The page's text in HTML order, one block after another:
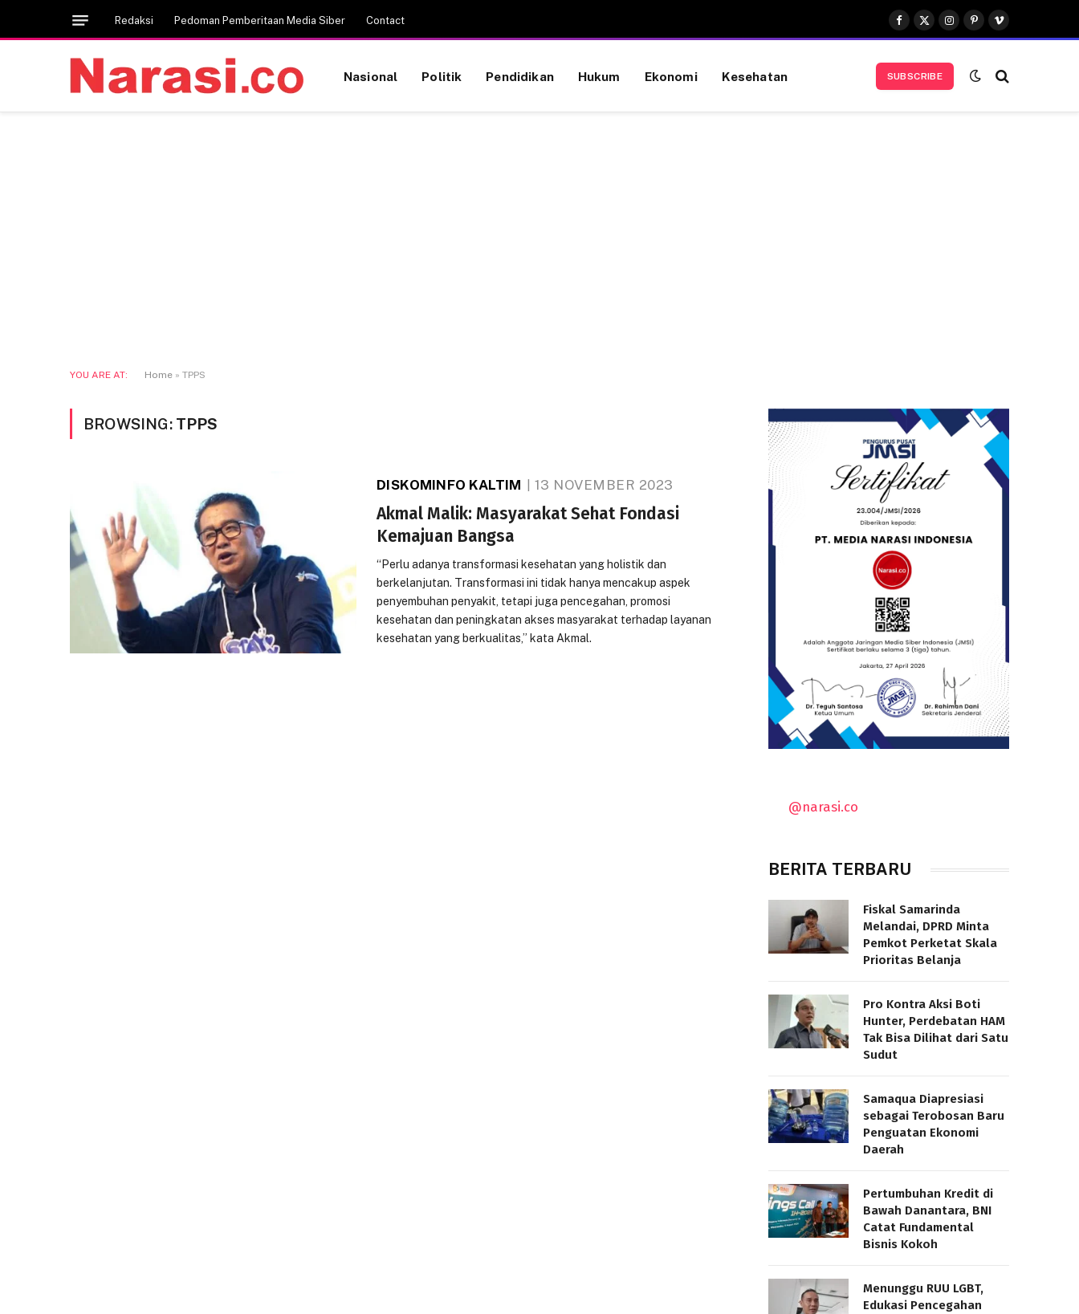
Redaksi Pedoman Pemberitaan Media Siber Contact
Facebook
X
(Twitter)
Instagram
Pinterest
Vimeo
Nasional Politik Pendidikan Hukum Ekonomi Kesehatan SUBSCRIBE
YOU ARE AT: Home » TPPS
BROWSING: TPPS
DISKOMINFO KALTIM 13 NOVEMBER 2023
Akmal Malik: Masyarakat Sehat Fondasi
Kemajuan Bangsa
“Perlu adanya transformasi kesehatan yang holistik dan
berkelanjutan. Transformasi ini tidak hanya mencakup aspek
penyembuhan penyakit, tetapi juga pencegahan, promosi
kesehatan dan peningkatan akses masyarakat terhadap layanan
kesehatan yang berkualitas,” kata Akmal.
@narasi.co
BERITA TERBARU
Fiskal Samarinda
Melandai, DPRD Minta
Pemkot Perketat Skala
Prioritas Belanja
Pro Kontra Aksi Boti
Hunter, Perdebatan HAM
Tak Bisa Dilihat dari Satu
Sudut
Samaqua Diapresiasi
sebagai Terobosan Baru
Penguatan Ekonomi
Daerah
Pertumbuhan Kredit di
Bawah Danantara, BNI
Catat Fundamental
Bisnis Kokoh
Menunggu RUU LGBT,
Edukasi Pencegahan